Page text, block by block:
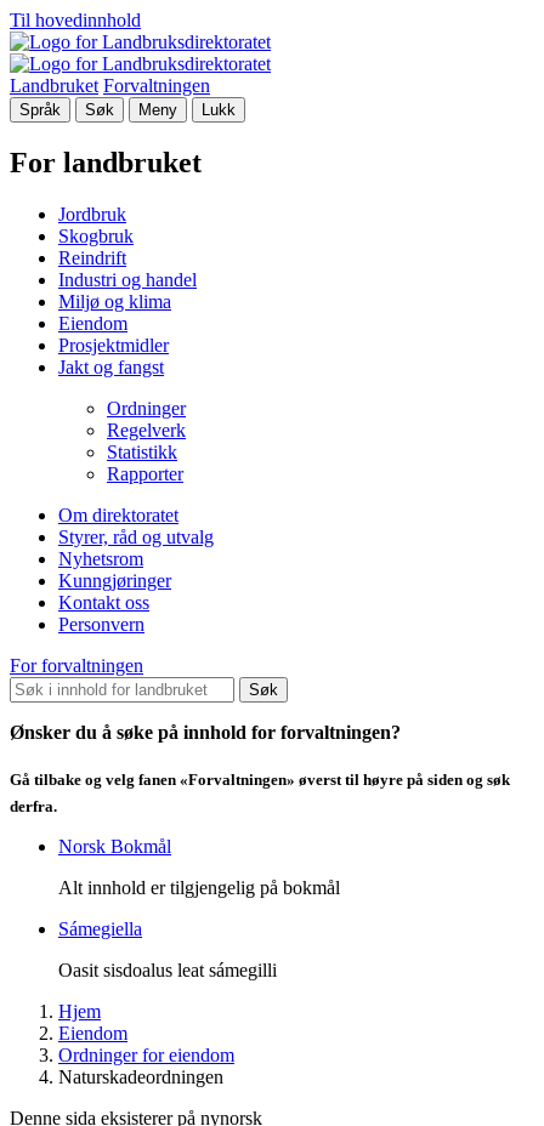
Til hovedinnhold
Landbruket Forvaltningen
Språk Søk Meny Lukk
For landbruket
Jordbruk
Skogbruk
Reindrift
Industri og handel
Miljø og klima
Eiendom
Prosjektmidler
Jakt og fangst
Ordninger
Regelverk
Statistikk
Rapporter
Om direktoratet
Styrer, råd og utvalg
Nyhetsrom
Kunngjøringer
Kontakt oss
Personvern
For forvaltningen
Søk
Ønsker du å søke på innhold for forvaltningen?
Gå tilbake og velg fanen «Forvaltningen» øverst til høyre på siden og søk
derfra.
Norsk Bokmål
Alt innhold er tilgjengelig på bokmål
Sámegiella
Oasit sisdoalus leat sámegilli
Hjem
Eiendom
Ordninger for eiendom
Naturskadeordningen
Denne sida eksisterer på nynorsk